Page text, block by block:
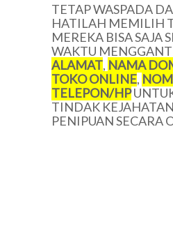
TETAP WASPADA
HATILAH MEMILIH
MEREKA BISA SAJA
WAKTU
ALAMAT, NAMA
TOKO ONLINE,
TELEPON/HP
TINDAK
PENIPUAN SECARA